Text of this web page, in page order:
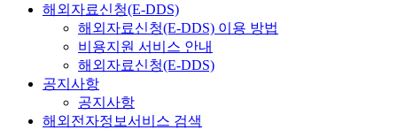
해외자료신청(E-DDS)
해외자료신청(E-DDS) 이용 방법
비용지원 서비스 안내
해외자료신청(E-DDS)
공지사항
공지사항
해외전자정보서비스 검색